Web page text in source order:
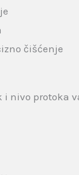
čišćenje
nivo protoka